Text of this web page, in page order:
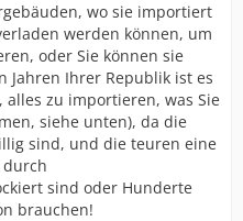
wo sie importiert
werden können, um
oder Sie können sie
Ihrer Republik ist es
zu importieren, was Sie
siehe unten), da die
sind, und die teuren eine
durch
sind oder Hunderte
brauchen!